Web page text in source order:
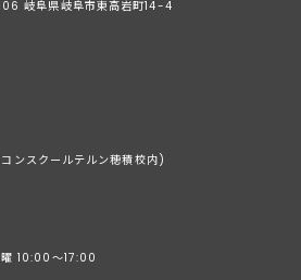
岐阜県岐阜市東高岩町14-4
ンスクールテルン穂積校内)
10:00～17:00